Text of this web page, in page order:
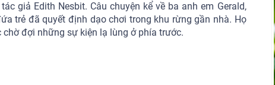
giả Edith Nesbit. Câu chuyện kể về ba anh em Gerald,
trẻ đã quyết định dạo chơi trong khu rừng gần nhà. Họ
đợi những sự kiện lạ lùng ở phía trước.